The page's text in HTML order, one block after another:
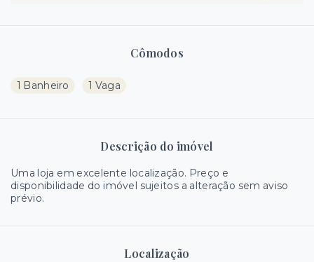
Cômodos
1 Banheiro 1 Vaga
Descrição do imóvel
Uma loja em excelente localização. Preço e
disponibilidade do imóvel sujeitos a alteração sem aviso
prévio.
Localização